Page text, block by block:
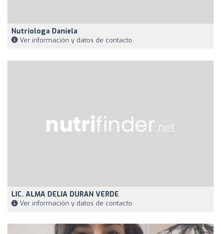
Nutriologa Daniela
Ver información y datos de contacto
LIC. ALMA DELIA DURAN VERDE
Ver información y datos de contacto